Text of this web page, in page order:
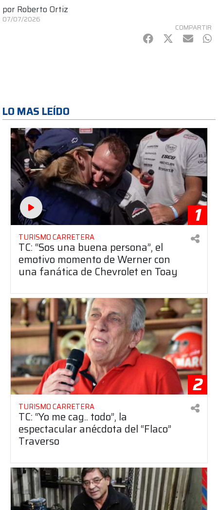
por Roberto Ortiz
07/07/2026
COMPARTIR
Facebook
Twitter
mail
LO MAS LEÍDO
1
TURISMO CARRETERA
TC: “Sos una buena persona”, el
emotivo momento de Werner con
una fanática de Chevrolet en Toay
2
TURISMO CARRETERA
TC: “Yo me cag.. todo”, la
espectacular anécdota del “Flaco”
Traverso